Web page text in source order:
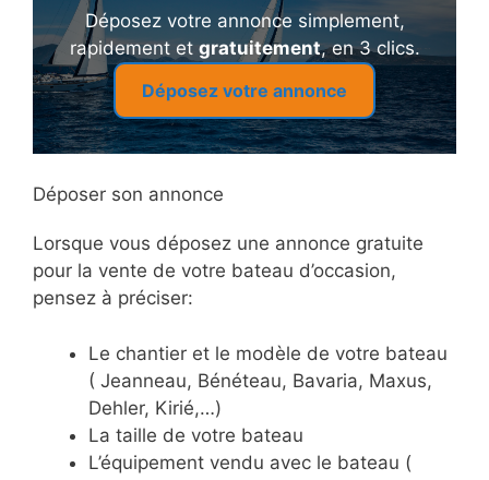
Déposez votre annonce simplement,
rapidement et gratuitement, en 3 clics.
Déposez votre annonce
Déposer son annonce
Lorsque vous déposez une annonce gratuite
pour la vente de votre bateau d’occasion,
pensez à préciser:
Le chantier et le modèle de votre bateau
( Jeanneau, Bénéteau, Bavaria, Maxus,
Dehler, Kirié,…)
La taille de votre bateau
L’équipement vendu avec le bateau (